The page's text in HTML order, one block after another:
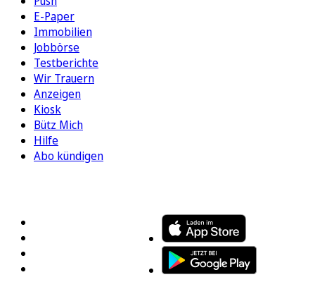
E-Paper
Immobilien
Jobbörse
Testberichte
Wir Trauern
Anzeigen
Kiosk
Bütz Mich
Hilfe
Abo kündigen